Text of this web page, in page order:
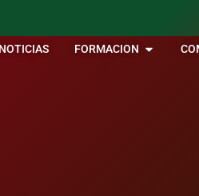
NOTICIAS FORMACION